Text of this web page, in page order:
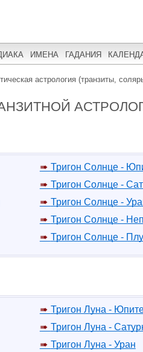
ИМЕНА ГАДАНИЯ
астрология (транзиты,
Тригон Солнце -
Тригон Солнце -
Тригон Солнце -
Тригон Солнце -
Тригон Солнце -
Тригон Луна -
Тригон Луна -
Тригон Луна - Уран